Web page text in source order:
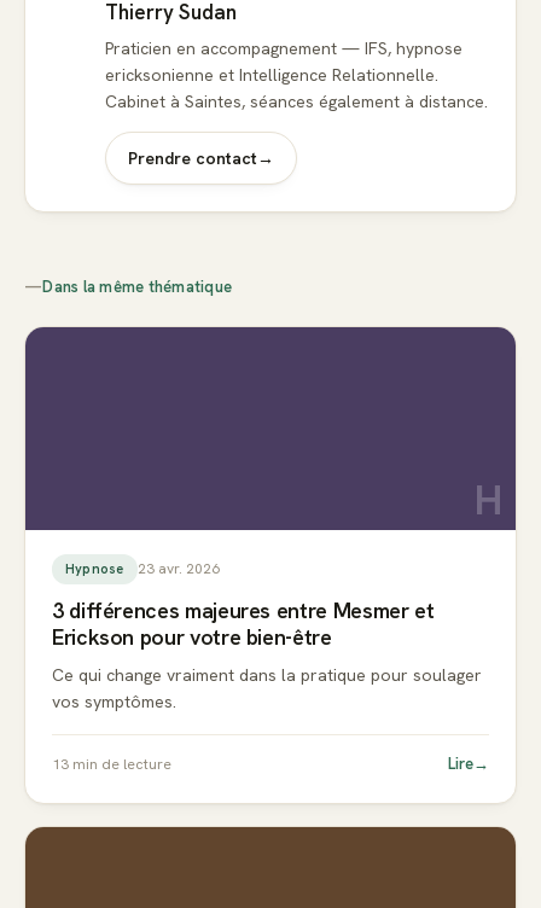
Thierry Sudan
Praticien en accompagnement — IFS, hypnose
ericksonienne et Intelligence Relationnelle.
Cabinet à Saintes, séances également à distance.
Prendre contact→
—Dans la même thématique
H
Hypnose 23 avr. 2026
3 différences majeures entre Mesmer et
Erickson pour votre bien-être
Ce qui change vraiment dans la pratique pour soulager
vos symptômes.
13 min de lecture Lire→